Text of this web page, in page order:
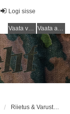
Logi sisse
Vaata vastamata teemasi Vaata aktiivseid teemasid
Riietus & Varustus/Clothing & Equipment